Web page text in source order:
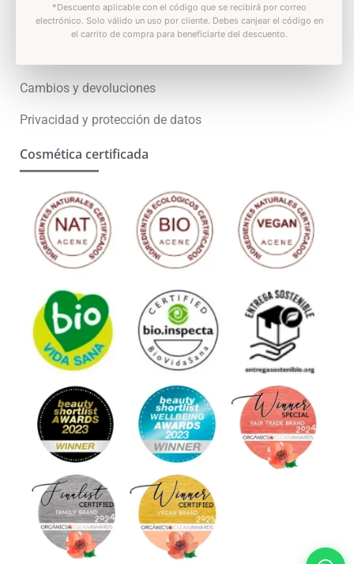
¿Quieres ser distribuidor?
Cambios y devoluciones
Privacidad y protección de datos
Cosmética certificada
*Descuento aplicable con el código que se recibirá por correo
electrónico. Solo válido un uso por cliente. Debes canjear el código en
el carrito de compra para beneficiarte del descuento.